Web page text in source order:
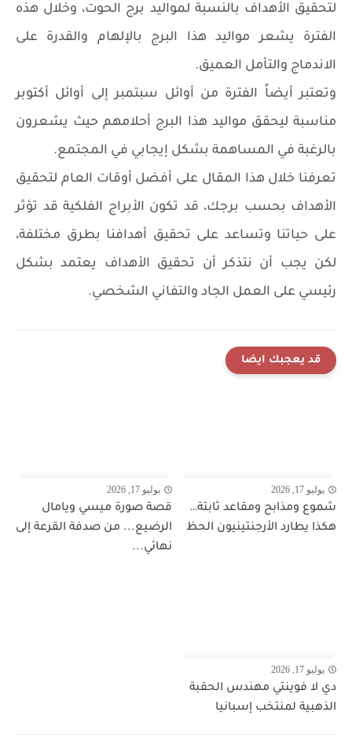
لتحقيق الأهداف بالنسبة لمواليد برج الحوت، وخلال هذه
الفترة يشعر مواليد هذا البرج بالإلهام والقدرة على
الاندماج والتأمل العميق.
وتعتبر أيضاً الفترة من أوائل سبتمبر إلى أوائل أكتوبر
مناسبة ليحقق مواليد هذا البرج أحلامهم حيث يشعرون
بالرغبة في المساهمة بشكل إيجابي في المجتمع.
تعرفنا خلال هذا المقال على أفضل أوقات العام لتحقيق
الأهداف بحسب برجك، قد تكون الأبراج الفلكية قد تؤثر
على حياتنا وتساعد على تحقيق أهدافنا بطرق مختلفة،
لكن يجب أن نتذكر أن تحقيق الأهداف يعتمد بشكل
رئيسي على العمل الجاد والتفاني الشخصي.
قد يعجبك ايضا
يوليو 17, 2026
شموع ومذابح ومقاعد ثابتة…
هكذا يطارد الأرجنتينيون الحظ
يوليو 17, 2026
قصة صورة ميسي ويامال
الرضيع... من صدفة القرعة إلى
نهائي...
يوليو 17, 2026
دي لا فوينتي مهندس الحقبة
الذهبية لمنتخب إسبانيا